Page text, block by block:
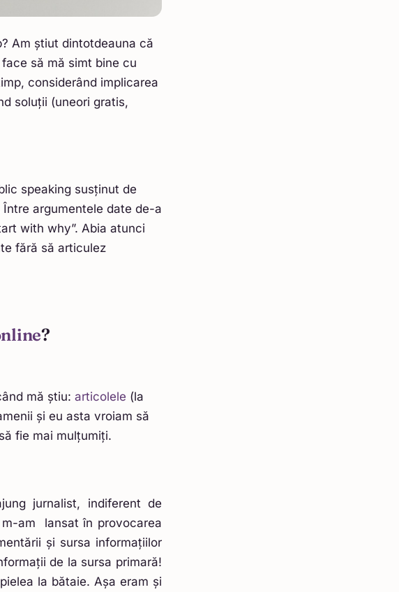
Am știut dintotdeauna că
să mă simt bine cu
considerând implicarea
soluții (uneori gratis,
speaking susținut de
argumentele date de-a
with why”. Abia atunci
fără să articulez
?
mă știu: articolele (la
și eu asta vroiam să
fie mai mulțumiți.
jurnalist, indiferent de
m-am lansat în provocarea
și sursa informațiilor
de la sursa primară!
la bătaie. Așa eram și